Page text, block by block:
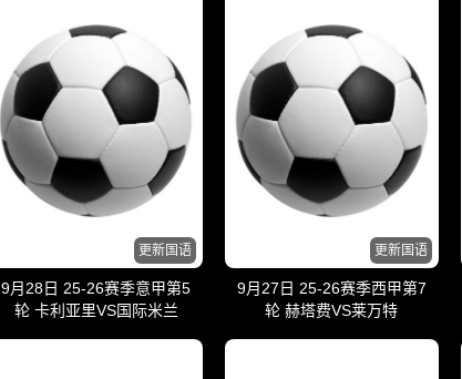
更新国语
9月28日 25-26赛季意甲第5
轮 卡利亚里VS国际米兰
更新国语
9月27日 25-26赛季西甲第7
轮 赫塔费VS莱万特